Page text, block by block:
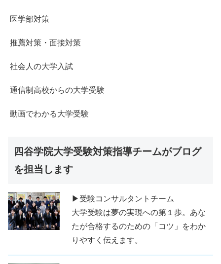
医学部対策
推薦対策・面接対策
社会人の大学入試
通信制高校からの大学受験
動画でわかる大学受験
四谷学院大学受験対策指導チームがブログ
を担当します
▶受験コンサルタントチーム
大学受験は夢の実現への第１歩。あな
たが合格するのための「コツ」をわか
りやすく伝えます。